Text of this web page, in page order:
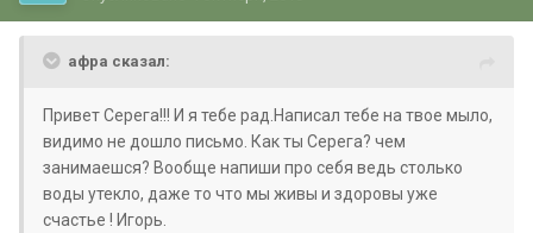
aфра сказал:
Привет Серега!!! И я тебе рад.Написал тебе на твое мыло,
видимо не дошло письмо. Как ты Серега? чем
занимаешся? Вообще напиши про себя ведь столько
воды утекло, даже то что мы живы и здоровы уже
счастье ! Игорь.